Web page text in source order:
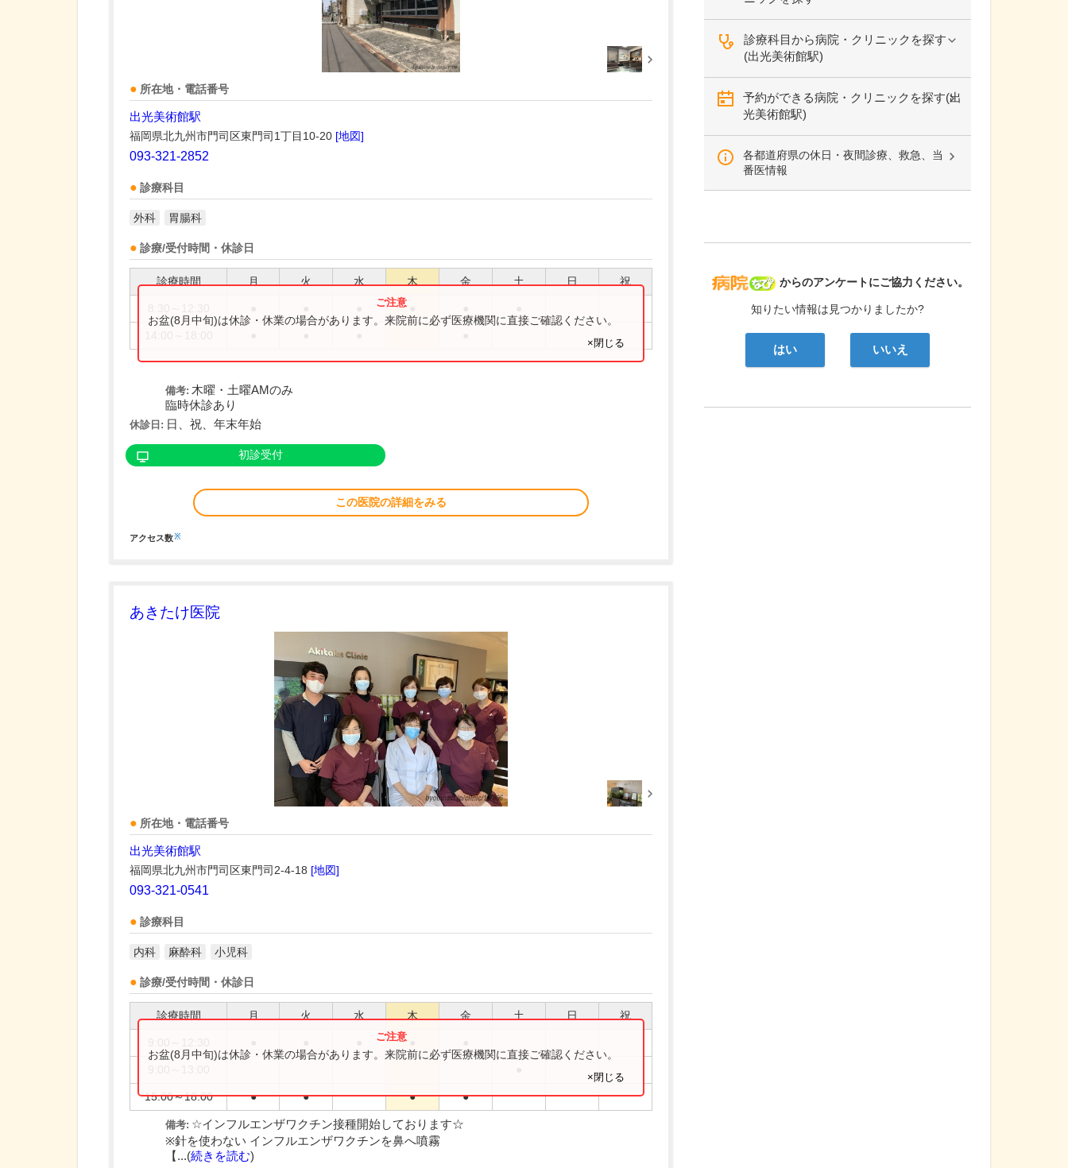
所在地・電話番号
出光美術館駅
福岡県北九州市門司区東門司1丁目10-20 [地図]
093-321-2852
診療科目
外科 胃腸科
診療/受付時間・休診日
診療時間 月 火 水 木 金 土 日 祝
お盆(8月中旬)は休診・休業の場合があります。来院前に必ず医療機関に直接ご確認ください。
×閉じる
備考: 木曜・土曜AMのみ
臨時休診あり
休診日: 日、祝、年末年始
初診受付
この医院の詳細をみる
アクセス数※
あきたけ医院
所在地・電話番号
出光美術館駅
福岡県北九州市門司区東門司2-4-18 [地図]
093-321-0541
診療科目
内科 麻酔科 小児科
診療/受付時間・休診日
診療時間 月 火 水 木 金 土 日 祝
15:00～18:00 ● ● ● ●
お盆(8月中旬)は休診・休業の場合があります。来院前に必ず医療機関に直接ご確認ください。
×閉じる
備考: ☆インフルエンザワクチン接種開始しております☆
※針を使わない インフルエンザワクチンを鼻へ噴霧
【...(続きを読む)
診療科目から病院・クリニックを探す
(出光美術館駅)
予約ができる病院・クリニックを探す(出
光美術館駅)
各都道府県の休日・夜間診療、救急、当
番医情報
病院なび
からのアンケートにご協力ください。
知りたい情報は見つかりましたか?
はい いいえ